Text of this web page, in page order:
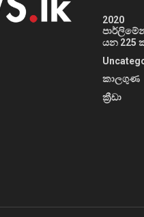
2020
යන 225
කාලගුණ
ක්‍රීඩා